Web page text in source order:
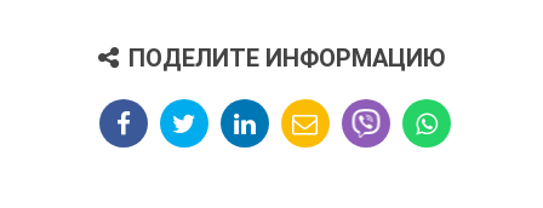
ПОДЕЛИТЕ ИНФОРМАЦИЮ